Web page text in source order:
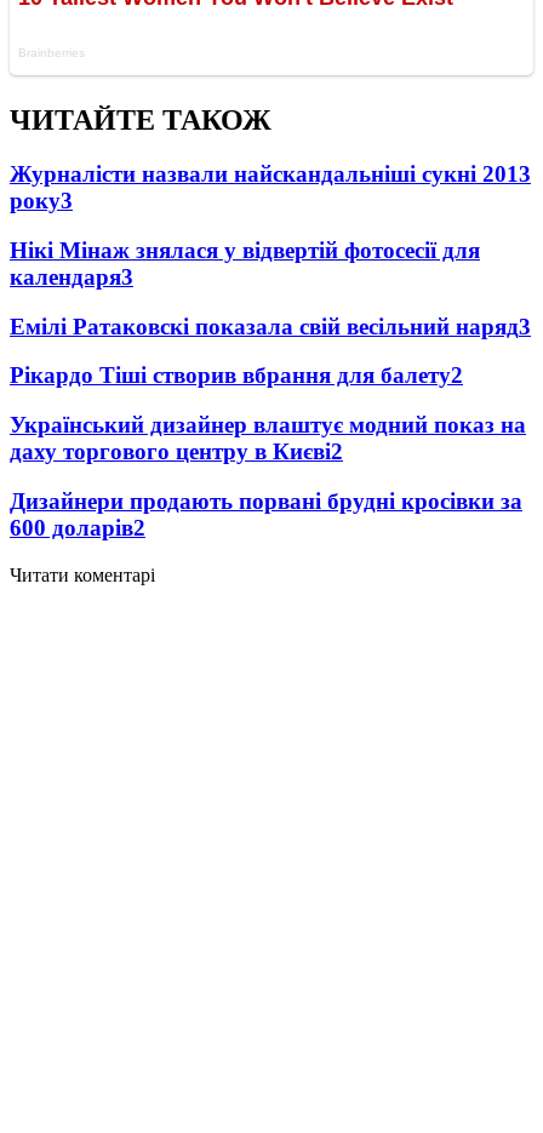
ЧИТАЙТЕ ТАКОЖ
Журналісти назвали найскандальніші сукні 2013
року3
Нікі Мінаж знялася у відвертій фотосесії для
календаря3
Емілі Ратаковскі показала свій весільний наряд3
Рікардо Тіші створив вбрання для балету2
Український дизайнер влаштує модний показ на
даху торгового центру в Києві2
Дизайнери продають порвані брудні кросівки за
600 доларів2
Читати коментарі